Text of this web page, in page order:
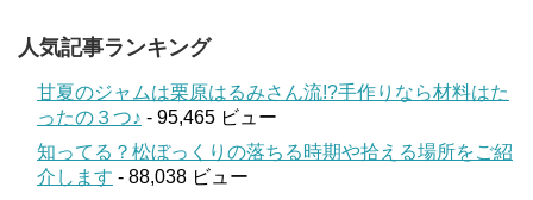
人気記事ランキング
甘夏のジャムは栗原はるみさん流!?手作りなら材料はた
ったの３つ♪ - 95,465 ビュー
知ってる？松ぼっくりの落ちる時期や拾える場所をご紹
介します - 88,038 ビュー